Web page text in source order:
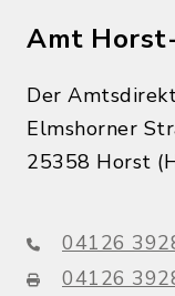
Amt
Der
Elmshorner
25358 Horst
04126
04126